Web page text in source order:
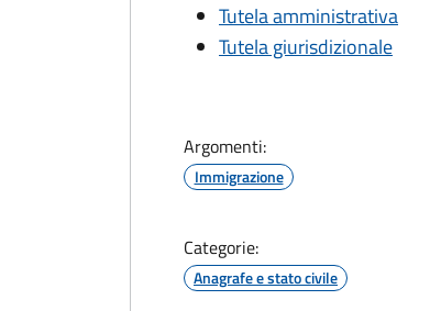
Tutela amministrativa
Tutela giurisdizionale
Argomenti:
Immigrazione
Categorie:
Anagrafe e stato civile